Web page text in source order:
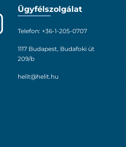
Ügyfélszolgálat
Telefon: +36-1-205-0707
1117 Budapest, Budafoki út
209/b
helit@helit.hu